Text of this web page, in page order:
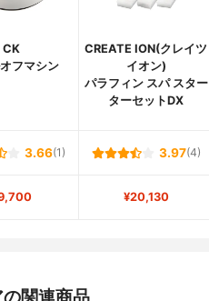
CK
フマシン
CREATE ION(クレイツ
イオン)
パラフィン スパ スター
ターセットDX
3.66(1) 3.97(4)
¥20,130